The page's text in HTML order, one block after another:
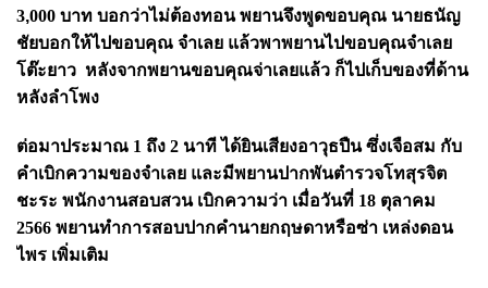
3,000 บาท บอกว่าไม่ต้องทอน พยานจึงพูดขอบคุณ นายธนัญ
ชัยบอกให้ไปขอบคุณ จำเลย แล้วพาพยานไปขอบคุณจำเลย
โต๊ะยาว หลังจากพยานขอบคุณจ่าเลยแล้ว ก็ไปเก็บของที่ด้าน
หลังลําโพง
ต่อมาประมาณ 1 ถึง 2 นาที ได้ยินเสียงอาวุธปืน ซึ่งเจือสม กับ
คําเบิกความของจําเลย และมีพยานปากพันตํารวจโทสุรจิต
ชะระ พนักงานสอบสวน เบิกความว่า เมื่อวันที่ 18 ตุลาคม
2566 พยานทําการสอบปากคํานายกฤษดาหรือซ่า เหล่งดอน
ไพร เพิ่มเติม